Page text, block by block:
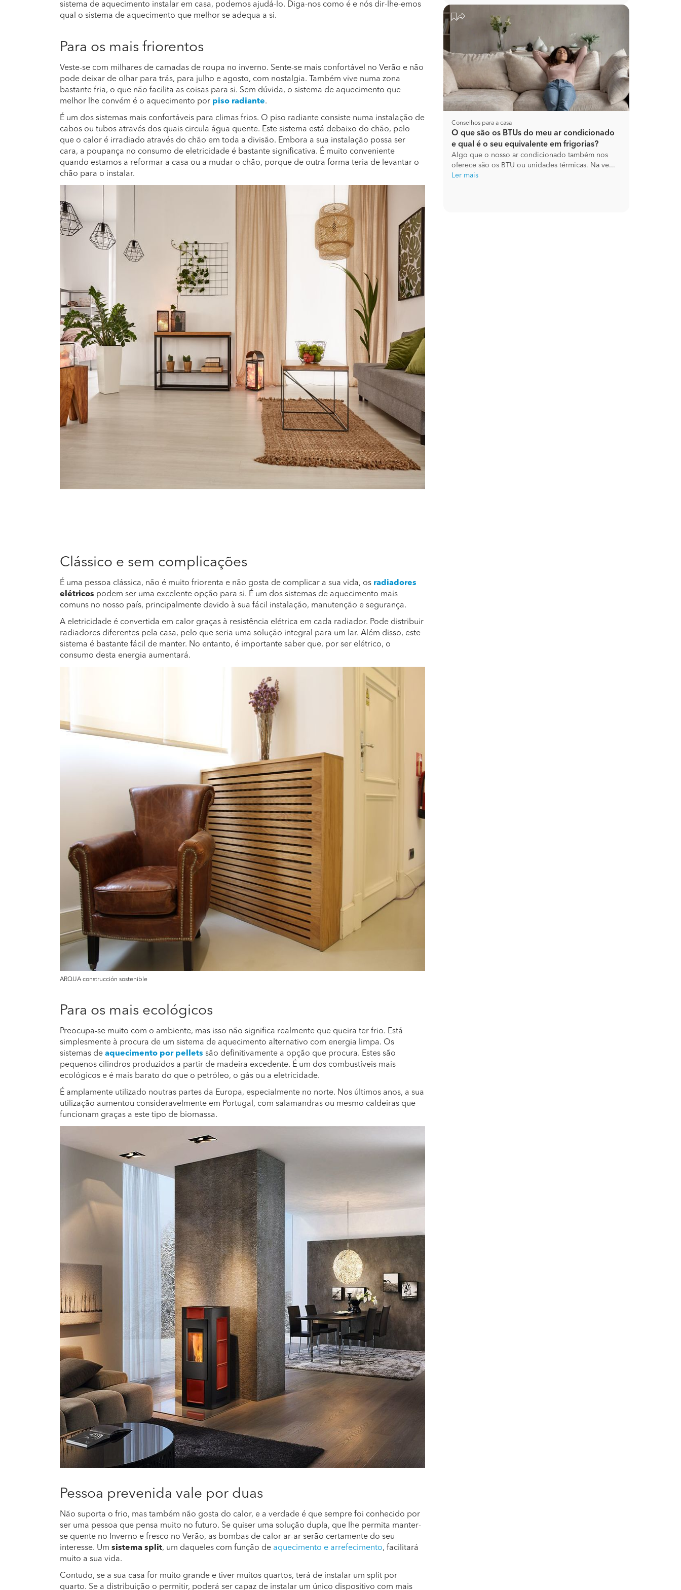
sistema de aquecimento instalar em casa, podemos ajudá-lo. Diga-nos como é e nós dir-lhe-emos
qual o sistema de aquecimento que melhor se adequa a si.
Para os mais friorentos
Veste-se com milhares de camadas de roupa no inverno. Sente-se mais confortável no Verão e não
pode deixar de olhar para trás, para julho e agosto, com nostalgia. Também vive numa zona
bastante fria, o que não facilita as coisas para si. Sem dúvida, o sistema de aquecimento que
melhor lhe convém é o aquecimento por piso radiante.
É um dos sistemas mais confortáveis para climas frios. O piso radiante consiste numa instalação de
cabos ou tubos através dos quais circula água quente. Este sistema está debaixo do chão, pelo
que o calor é irradiado através do chão em toda a divisão. Embora a sua instalação possa ser
cara, a poupança no consumo de eletricidade é bastante significativa. É muito conveniente
quando estamos a reformar a casa ou a mudar o chão, porque de outra forma teria de levantar o
chão para o instalar.
Clássico e sem complicações
É uma pessoa clássica, não é muito friorenta e não gosta de complicar a sua vida, os radiadores
elétricos podem ser uma excelente opção para si. É um dos sistemas de aquecimento mais
comuns no nosso país, principalmente devido à sua fácil instalação, manutenção e segurança.
A eletricidade é convertida em calor graças à resistência elétrica em cada radiador. Pode distribuir
radiadores diferentes pela casa, pelo que seria uma solução integral para um lar. Além disso, este
sistema é bastante fácil de manter. No entanto, é importante saber que, por ser elétrico, o
consumo desta energia aumentará.
ARQUA construcción sostenible
Para os mais ecológicos
Preocupa-se muito com o ambiente, mas isso não significa realmente que queira ter frio. Está
simplesmente à procura de um sistema de aquecimento alternativo com energia limpa. Os
sistemas de aquecimento por pellets são definitivamente a opção que procura. Estes são
pequenos cilindros produzidos a partir de madeira excedente. É um dos combustíveis mais
ecológicos e é mais barato do que o petróleo, o gás ou a eletricidade.
É amplamente utilizado noutras partes da Europa, especialmente no norte. Nos últimos anos, a sua
utilização aumentou consideravelmente em Portugal, com salamandras ou mesmo caldeiras que
funcionam graças a este tipo de biomassa.
Pessoa prevenida vale por duas
Não suporta o frio, mas também não gosta do calor, e a verdade é que sempre foi conhecido por
ser uma pessoa que pensa muito no futuro. Se quiser uma solução dupla, que lhe permita manter-
se quente no Inverno e fresco no Verão, as bombas de calor ar-ar serão certamente do seu
interesse. Um sistema split, um daqueles com função de aquecimento e arrefecimento, facilitará
muito a sua vida.
Contudo, se a sua casa for muito grande e tiver muitos quartos, terá de instalar um split por
quarto. Se a distribuição o permitir, poderá ser capaz de instalar um único dispositivo com mais
Conselhos para a casa
O que são os BTUs do meu ar condicionado
e qual é o seu equivalente em frigorias?
Algo que o nosso ar condicionado também nos
oferece são os BTU ou unidades térmicas. Na ve...
Ler mais